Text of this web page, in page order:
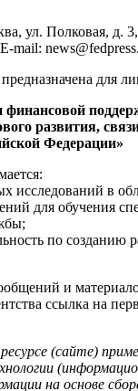
ул. Полковая, д.
mail:
для
развития,
Федерации»
исследований в
для обучения
по созданию
и
ссылка на
(сайте)
на основе